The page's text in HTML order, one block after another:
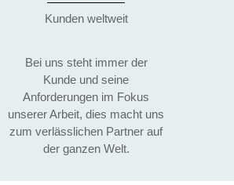
Kunden weltweit
Bei uns steht immer der
Kunde und seine
Anforderungen im Fokus
unserer Arbeit, dies macht uns
zum verlässlichen Partner auf
der ganzen Welt.